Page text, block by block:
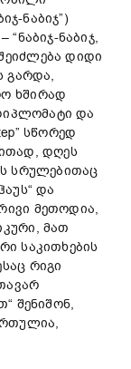
ნაბიჯ”)
ნაბიჯ,
დიდი
გარდა,
ხშირად
და
სწორედ
დღეს
სრულებითაც
და
მეთოდია,
მათ
საკითხების
რიგი
შენიშონ,